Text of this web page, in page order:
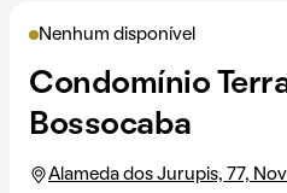
Nenhum disponível
Condomínio
Bossocaba
Alameda dos Jurupis, 77,